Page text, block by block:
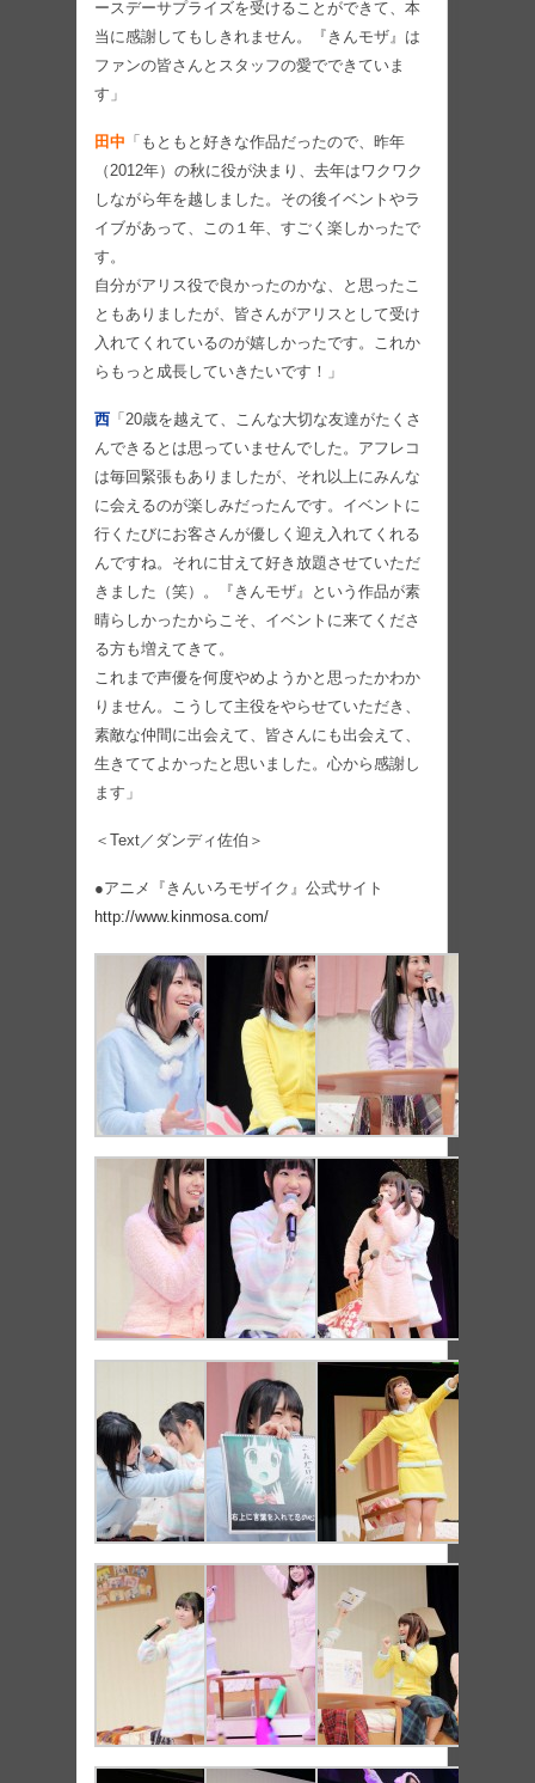
ースデーサプライズを受けることができて、本
当に感謝してもしきれません。『きんモザ』は
ファンの皆さんとスタッフの愛でできていま
す」
田中 「もともと好きな作品だったので、昨年
（2012年）の秋に役が決まり、去年はワクワク
しながら年を越しました。その後イベントやラ
イブがあって、この１年、すごく楽しかったで
す。
自分がアリス役で良かったのかな、と思ったこ
ともありましたが、皆さんがアリスとして受け
入れてくれているのが嬉しかったです。これか
らもっと成長していきたいです！」
西 「20歳を越えて、こんな大切な友達がたくさ
んできるとは思っていませんでした。アフレコ
は毎回緊張もありましたが、それ以上にみんな
に会えるのが楽しみだったんです。イベントに
行くたびにお客さんが優しく迎え入れてくれる
んですね。それに甘えて好き放題させていただ
きました（笑）。『きんモザ』という作品が素
晴らしかったからこそ、イベントに来てくださ
る方も増えてきて。
これまで声優を何度やめようかと思ったかわか
りません。こうして主役をやらせていただき、
素敵な仲間に出会えて、皆さんにも出会えて、
生きててよかったと思いました。心から感謝し
ます」
＜Text／ダンディ佐伯＞
●アニメ『きんいろモザイク』公式サイト
http://www.kinmosa.com/